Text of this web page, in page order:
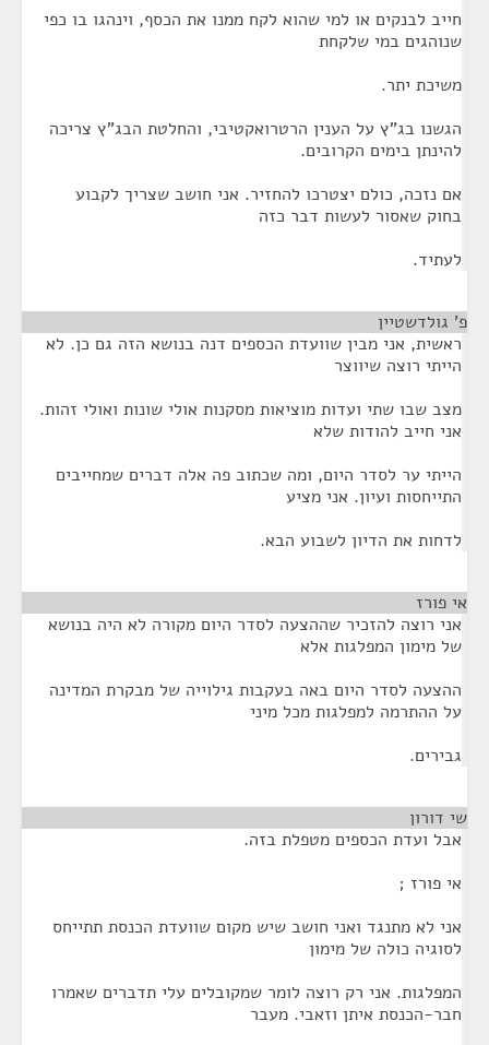
חייב לבנקים או למי שהוא לקח ממנו את הכסף, וינהגו בו כפי
שנוהגים במי שלקחת
משיכת יתר.
הגשנו בג"ץ על הענין הרטרואקטיבי, והחלטת הבג"ץ צריכה
להינתן בימים הקרובים.
אם נזכה, כולם יצטרכו להחזיר. אני חושב שצריך לקבוע
בחוק שאסור לעשות דבר כזה
לעתיד.
פ' גולדשטיין
ראשית, אני מבין שוועדת הכספים דנה בנושא הזה גם כן. לא
הייתי רוצה שיווצר
מצב שבו שתי ועדות מוציאות מסקנות אולי שונות ואולי זהות.
אני חייב להודות שלא
הייתי ער לסדר היום, ומה שכתוב פה אלה דברים שמחייבים
התייחסות ועיון. אני מציע
לדחות את הדיון לשבוע הבא.
אי פורז
אני רוצה להזכיר שההצעה לסדר היום מקורה לא היה בנושא
של מימון המפלגות אלא
ההצעה לסדר היום באה בעקבות גילוייה של מבקרת המדינה
על ההתרמה למפלגות מכל מיני
גבירים.
שי דורון
אבל ועדת הכספים מטפלת בזה.
אי פורז ;
אני לא מתנגד ואני חושב שיש מקום שוועדת הכנסת תתייחס
לסוגיה כולה של מימון
המפלגות. אני רק רוצה לומר שמקובלים עלי תדברים שאמרו
חבר-הכנסת איתן וזאבי. מעבר